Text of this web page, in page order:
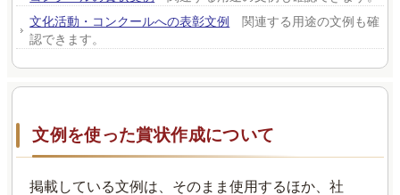
文化活動・コンクールへの表彰文例 関連する用途の文例も確
認できます。
文例を使った賞状作成について
掲載している文例は、そのまま使用するほか、社